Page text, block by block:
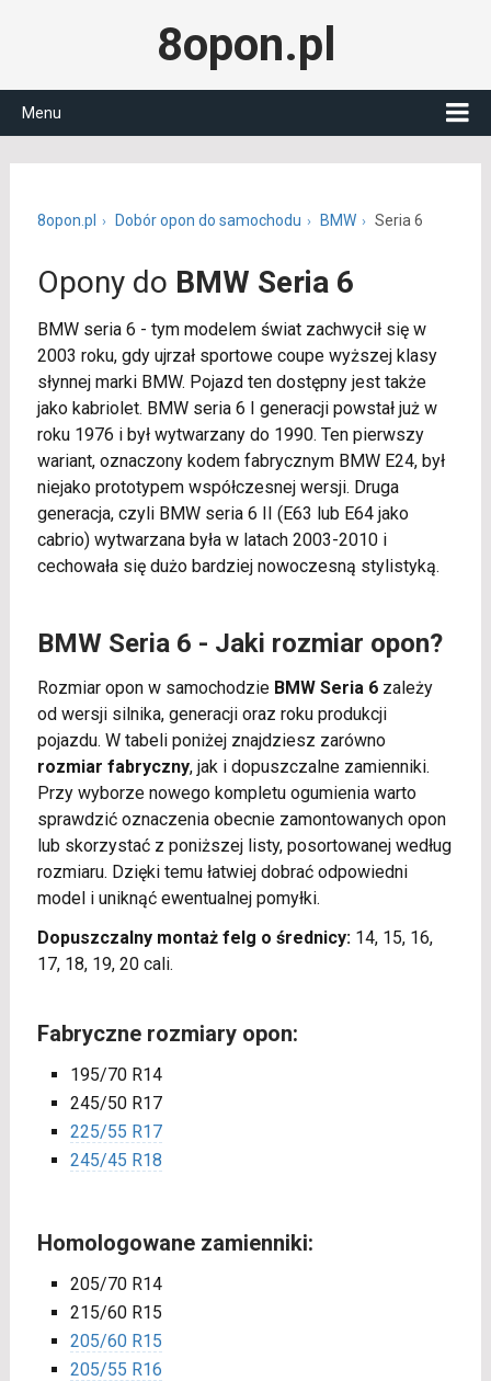
8opon.pl
Menu
8opon.pl Dobór opon do samochodu BMW Seria 6
Opony do BMW Seria 6
BMW seria 6 - tym modelem świat zachwycił się w
2003 roku, gdy ujrzał sportowe coupe wyższej klasy
słynnej marki BMW. Pojazd ten dostępny jest także
jako kabriolet. BMW seria 6 I generacji powstał już w
roku 1976 i był wytwarzany do 1990. Ten pierwszy
wariant, oznaczony kodem fabrycznym BMW E24, był
niejako prototypem współczesnej wersji. Druga
generacja, czyli BMW seria 6 II (E63 lub E64 jako
cabrio) wytwarzana była w latach 2003-2010 i
cechowała się dużo bardziej nowoczesną stylistyką.
BMW Seria 6 - Jaki rozmiar opon?
Rozmiar opon w samochodzie BMW Seria 6zależy
od wersji silnika, generacji oraz roku produkcji
pojazdu. W tabeli poniżej znajdziesz zarówno
rozmiar fabryczny, jak i dopuszczalne zamienniki.
Przy wyborze nowego kompletu ogumienia warto
sprawdzić oznaczenia obecnie zamontowanych opon
lub skorzystać z poniższej listy, posortowanej według
rozmiaru. Dzięki temu łatwiej dobrać odpowiedni
model i uniknąć ewentualnej pomyłki.
Dopuszczalny montaż felg o średnicy:14, 15, 16,
17, 18, 19, 20 cali.
Fabryczne rozmiary opon:
195/70 R14
245/50 R17
225/55 R17
245/45 R18
Homologowane zamienniki:
205/70 R14
215/60 R15
205/60 R15
205/55 R16